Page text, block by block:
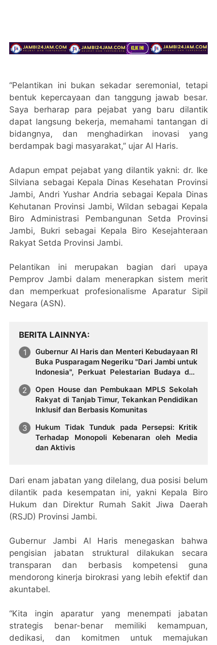
“Pelantikan ini bukan sekadar seremonial, tetapi
bentuk kepercayaan dan tanggung jawab besar.
Saya berharap para pejabat yang baru dilantik
dapat langsung bekerja, memahami tantangan di
bidangnya, dan menghadirkan inovasi yang
berdampak bagi masyarakat,” ujar Al Haris.
Adapun empat pejabat yang dilantik yakni: dr. Ike
Silviana sebagai Kepala Dinas Kesehatan Provinsi
Jambi, Andri Yushar Andria sebagai Kepala Dinas
Kehutanan Provinsi Jambi, Wildan sebagai Kepala
Biro Administrasi Pembangunan Setda Provinsi
Jambi, Bukri sebagai Kepala Biro Kesejahteraan
Rakyat Setda Provinsi Jambi.
Pelantikan ini merupakan bagian dari upaya
Pemprov Jambi dalam menerapkan sistem merit
dan memperkuat profesionalisme Aparatur Sipil
Negara (ASN).
BERITA LAINNYA
Gubernur Al Haris dan Menteri Kebudayaan RI
Buka Pusparagam Negeriku "Dari Jambi untuk
Indonesia", Perkuat Pelestarian Budaya dan
Open House dan Pembukaan MPLS Sekolah
Rakyat di Tanjab Timur, Tekankan Pendidikan
Inklusif dan Berbasis Komunitas
Hukum Tidak Tunduk pada Persepsi: Kritik
Terhadap Monopoli Kebenaran oleh Media
dan Aktivis
Dari enam jabatan yang dilelang, dua posisi belum
dilantik pada kesempatan ini, yakni Kepala Biro
Hukum dan Direktur Rumah Sakit Jiwa Daerah
(RSJD) Provinsi Jambi.
Gubernur Jambi Al Haris menegaskan bahwa
pengisian jabatan struktural dilakukan secara
transparan dan berbasis kompetensi guna
mendorong kinerja birokrasi yang lebih efektif dan
akuntabel.
“Kita ingin aparatur yang menempati jabatan
strategis benar-benar memiliki kemampuan,
dedikasi, dan komitmen untuk memajukan